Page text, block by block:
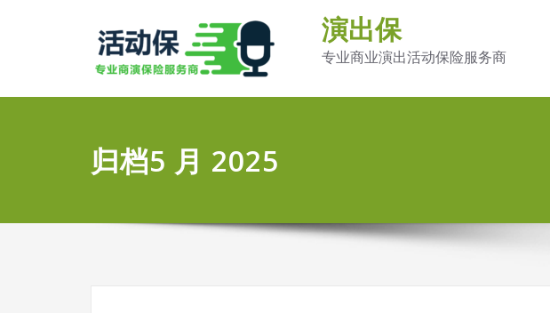
演出保
专业商业演出活动保险服务商
归档5 月 2025